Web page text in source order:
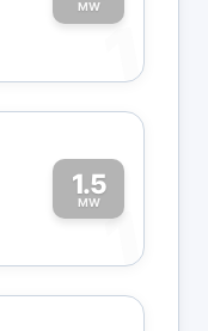
MW
1
1.5
MW1